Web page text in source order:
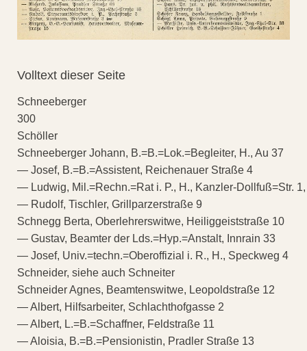
Volltext dieser Seite
Schneeberger
300
Schöller
Schneeberger Johann, B.=B.=Lok.=Begleiter, H., Au 37
— Josef, B.=B.=Assistent, Reichenauer Straße 4
— Ludwig, Mil.=Rechn.=Rat i. P., H., Kanzler-Dollfuß=Str. 1,
— Rudolf, Tischler, Grillparzerstraße 9
Schnegg Berta, Oberlehrerswitwe, Heiliggeiststraße 10
— Gustav, Beamter der Lds.=Hyp.=Anstalt, Innrain 33
— Josef, Univ.=techn.=Oberoffizial i. R., H., Speckweg 4
Schneider, siehe auch Schneiter
Schneider Agnes, Beamtenswitwe, Leopoldstraße 12
— Albert, Hilfsarbeiter, Schlachthofgasse 2
— Albert, L.=B.=Schaffner, Feldstraße 11
— Aloisia, B.=B.=Pensionistin, Pradler Straße 13